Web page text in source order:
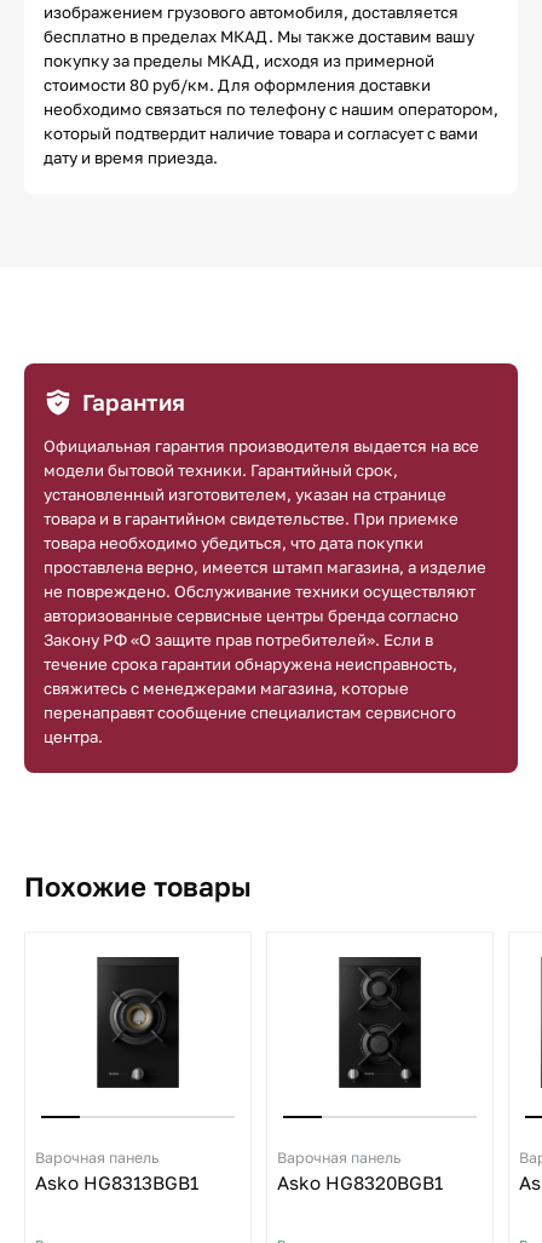
изображением грузового автомобиля, доставляется
бесплатно в пределах МКАД. Мы также доставим вашу
покупку за пределы МКАД, исходя из примерной
стоимости 80 руб/км. Для оформления доставки
необходимо связаться по телефону с нашим оператором,
который подтвердит наличие товара и согласует с вами
дату и время приезда.
Гарантия
Официальная гарантия производителя выдается на все
модели бытовой техники. Гарантийный срок,
установленный изготовителем, указан на странице
товара и в гарантийном свидетельстве. При приемке
товара необходимо убедиться, что дата покупки
проставлена верно, имеется штамп магазина, а изделие
не повреждено. Обслуживание техники осуществляют
авторизованные сервисные центры бренда согласно
Закону РФ «О защите прав потребителей». Если в
течение срока гарантии обнаружена неисправность,
свяжитесь с менеджерами магазина, которые
перенаправят сообщение специалистам сервисного
центра.
Похожие товары
Варочная панель
Asko HG8313BGB1
Варочная панель
Asko HG8320BGB1